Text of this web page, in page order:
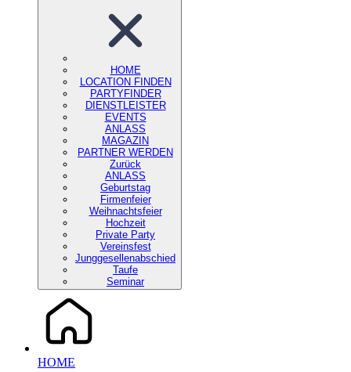
HOME
LOCATION FINDEN
PARTYFINDER
DIENSTLEISTER
EVENTS
ANLASS
MAGAZIN
PARTNER WERDEN
Zurück
ANLASS
Geburtstag
Firmenfeier
Weihnachtsfeier
Hochzeit
Private Party
Vereinsfest
Junggesellenabschied
Taufe
Seminar
HOME